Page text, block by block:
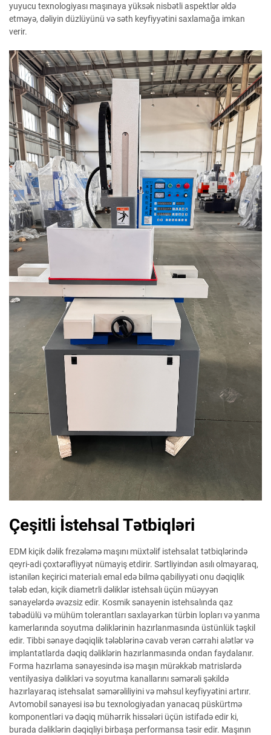
yuyucu texnologiyası maşınaya yüksək nisbətli aspektlər əldə
etməyə, dəliyin düzlüyünü və səth keyfiyyətini saxlamağa imkan
verir.
Çeşitli İstehsal Tətbiqləri
EDM kiçik dəlik frezələmə maşını müxtəlif istehsalat tətbiqlərində
qeyri-adi çoxtərəfliyyət nümayiş etdirir. Sərtliyindən asılı olmayaraq,
istənilən keçirici materialı emal edə bilmə qabiliyyəti onu dəqiqlik
tələb edən, kiçik diametrli dəliklər istehsalı üçün müəyyən
sənayelərdə əvəzsiz edir. Kosmik sənayenin istehsalında qaz
təbədülü və mühüm tolerantları saxlayarkən türbin lopları və yanma
kamerlarında soyutma dəliklərinin hazırlanmasında üstünlük təşkil
edir. Tibbi sənaye dəqiqlik tələblərinə cavab verən cərrahi alətlər və
implantatlarda dəqiq dəliklərin hazırlanmasında ondan faydalanır.
Forma hazırlama sənayesində isə maşın mürəkkəb matrislərdə
ventilyasiya dəlikləri və soyutma kanallarını səmərəli şəkildə
hazırlayaraq istehsalat səmərəliliyini və məhsul keyfiyyətini artırır.
Avtomobil sənayesi isə bu texnologiyadan yanacaq püskürtmə
komponentləri və dəqiq mühərrik hissələri üçün istifadə edir ki,
burada dəliklərin dəqiqliyi birbaşa performansa təsir edir. Maşının